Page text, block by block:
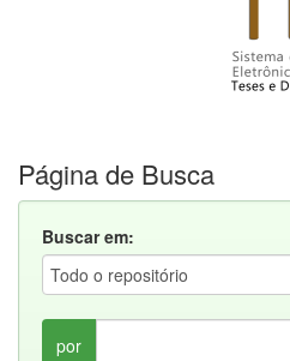
Página de Busca
Buscar em:
por